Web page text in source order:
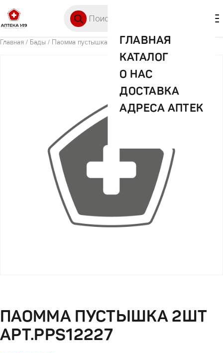
ГЛАВНАЯ
КАТАЛОГ
О НАС
ДОСТАВКА
АДРЕСА АПТЕК
Главная / Бады / Паомма пустышка 2шт арт.PPS12227
ПАОММА ПУСТЫШКА 2ШТ
АРТ.PPS12227